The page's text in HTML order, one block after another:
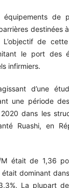
de
destinées
de
le port des
infirmiers.
d’une
une période
dans les
Ruashi, en
était de 1,36
dominant
La plupart